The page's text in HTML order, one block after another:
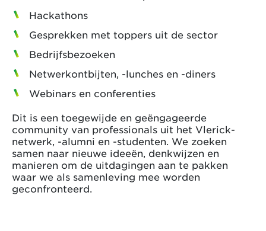
Hackathons
Gesprekken met toppers uit de sector
Bedrijfsbezoeken
Netwerkontbijten, -lunches en -diners
Webinars en conferenties
Dit is een toegewijde en geëngageerde
community van professionals uit het Vlerick-
netwerk, -alumni en -studenten. We zoeken
samen naar nieuwe ideeën, denkwijzen en
manieren om de uitdagingen aan te pakken
waar we als samenleving mee worden
geconfronteerd.